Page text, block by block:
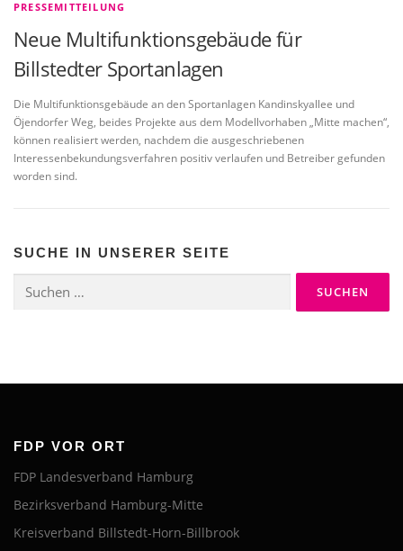
PRESSEMITTEILUNG
Neue Multifunktionsgebäude für
Billstedter Sportanlagen
Die Multifunktionsgebäude an den Sportanlagen Kandinskyallee und
Öjendorfer Weg, beides Projekte aus dem Modellvorhaben „Mitte machen“,
können realisiert werden, nachdem die ausgeschriebenen
Interessenbekundungsverfahren positiv verlaufen und Betreiber gefunden
worden sind.
SUCHE IN UNSERER SEITE
nach:
FDP VOR ORT
FDP Landesverband Hamburg
Bezirksverband Hamburg-Mitte
Kreisverband Billstedt-Horn-Billbrook